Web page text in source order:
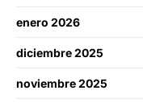
enero 2026
diciembre 2025
noviembre 2025